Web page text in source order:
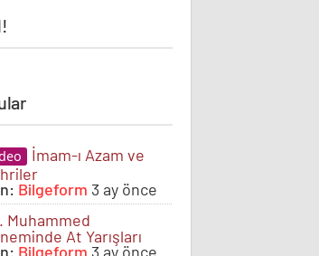
İmam-ı Azam ve
Bilgeform 3 ay önce
Muhammed
At Yarışları
Bilgeform 3 ay önce